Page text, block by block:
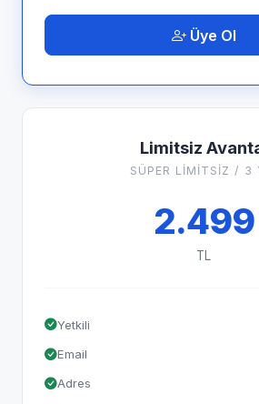
Üye Ol
Limitsiz
SÜPER LİMİTSİZ / 3
2.499
TL
Yetkili
Email
Adres